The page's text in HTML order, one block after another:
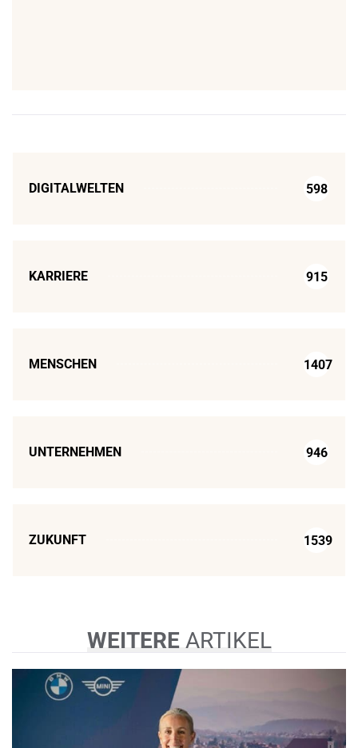
DIGITALWELTEN 598
KARRIERE 915
MENSCHEN 1407
UNTERNEHMEN 946
ZUKUNFT 1539
WEITEREARTIKEL